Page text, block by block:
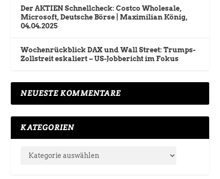
Der AKTIEN Schnellcheck: Costco Wholesale,
Microsoft, Deutsche Börse | Maximilian König,
04.04.2025
Wochenrückblick DAX und Wall Street: Trumps-
Zollstreit eskaliert – US-Jobbericht im Fokus
NEUESTE KOMMENTARE
KATEGORIEN